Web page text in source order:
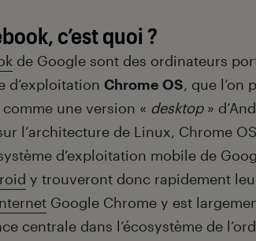
c’est quoi ?
de Google sont des ordinateurs
d’exploitation Chrome OS, que l’on
une version « desktop»
l’architecture de Linux, Chrome
d’exploitation mobile de
y trouveront donc rapidement
Google Chrome y est
centrale dans l’écosystème de